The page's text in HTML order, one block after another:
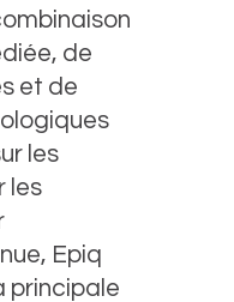
de
et de
les
les
Epiq
principale